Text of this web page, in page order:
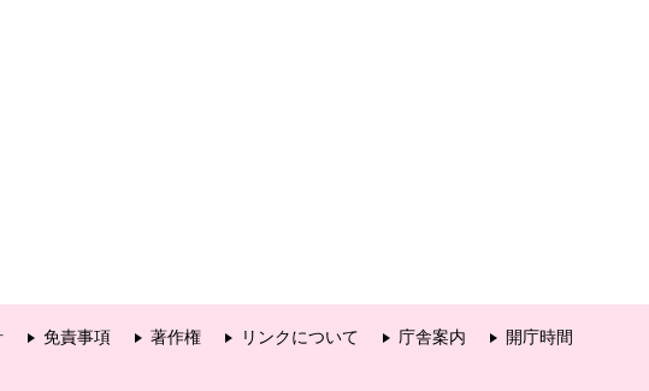
免責事項 著作権 リンクについて 庁舎案内
開庁時間